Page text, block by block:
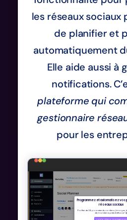
les réseaux
de planifier et
automatiquement
Elle aide aussi à
notifications.
plateforme qui
gestionnaire
pour les